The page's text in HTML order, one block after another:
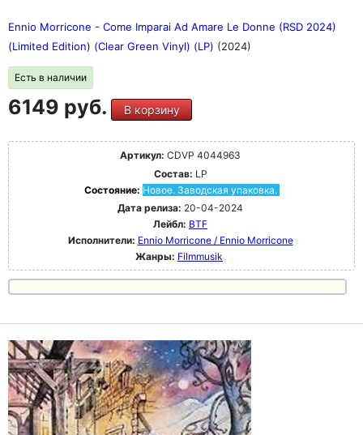
Ennio Morricone - Come Imparai Ad Amare Le Donne (RSD 2024)
(Limited Edition) (Clear Green Vinyl) (LP) (2024)
Есть в наличии
6149 руб. В корзину
Артикул: CDVP 4044963
Состав: LP
Состояние: Новое. Заводская упаковка.
Дата релиза: 20-04-2024
Лейбл: BTF
Исполнители: Ennio Morricone / Ennio Morricone
Жанры: Filmmusik